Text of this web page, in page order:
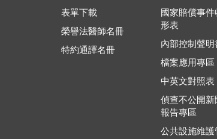
表單下載
榮譽法醫師名冊
特約通譯名冊
國家賠償事件
形表
內部控制聲明
檔案應用專區
中英文對照表
偵查不公開新
報告專區
公共設施維護